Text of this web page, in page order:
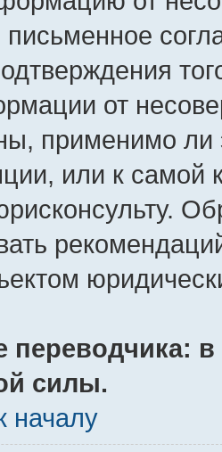
письменное
от
применимо ли
или к самой
переводчика:
силы.
началу